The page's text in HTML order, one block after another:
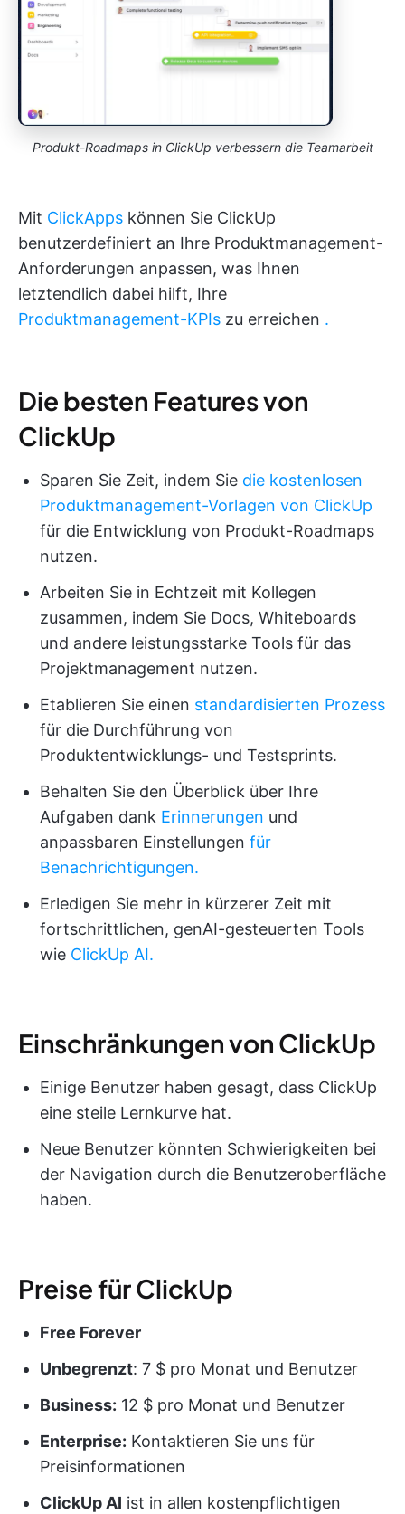
Produkt-Roadmaps in ClickUp verbessern die Teamarbeit
Mit ClickApps können Sie ClickUp
benutzerdefiniert an Ihre Produktmanagement-
Anforderungen anpassen, was Ihnen
letztendlich dabei hilft, Ihre
Produktmanagement-KPIs zu erreichen .
Die besten Features von
ClickUp
Sparen Sie Zeit, indem Sie die kostenlosen
Produktmanagement-Vorlagen von ClickUp
für die Entwicklung von Produkt-Roadmaps
nutzen.
Arbeiten Sie in Echtzeit mit Kollegen
zusammen, indem Sie Docs, Whiteboards
und andere leistungsstarke Tools für das
Projektmanagement nutzen.
Etablieren Sie einen standardisierten Prozess
für die Durchführung von
Produktentwicklungs- und Testsprints.
Behalten Sie den Überblick über Ihre
Aufgaben dank Erinnerungen und
anpassbaren Einstellungen für
Benachrichtigungen.
Erledigen Sie mehr in kürzerer Zeit mit
fortschrittlichen, genAI-gesteuerten Tools
wie ClickUp AI.
Einschränkungen von ClickUp
Einige Benutzer haben gesagt, dass ClickUp
eine steile Lernkurve hat.
Neue Benutzer könnten Schwierigkeiten bei
der Navigation durch die Benutzeroberfläche
haben.
Preise für ClickUp
Free Forever
Unbegrenzt: 7 $ pro Monat und Benutzer
Business: 12 $ pro Monat und Benutzer
Enterprise: Kontaktieren Sie uns für
Preisinformationen
ClickUp AI ist in allen kostenpflichtigen